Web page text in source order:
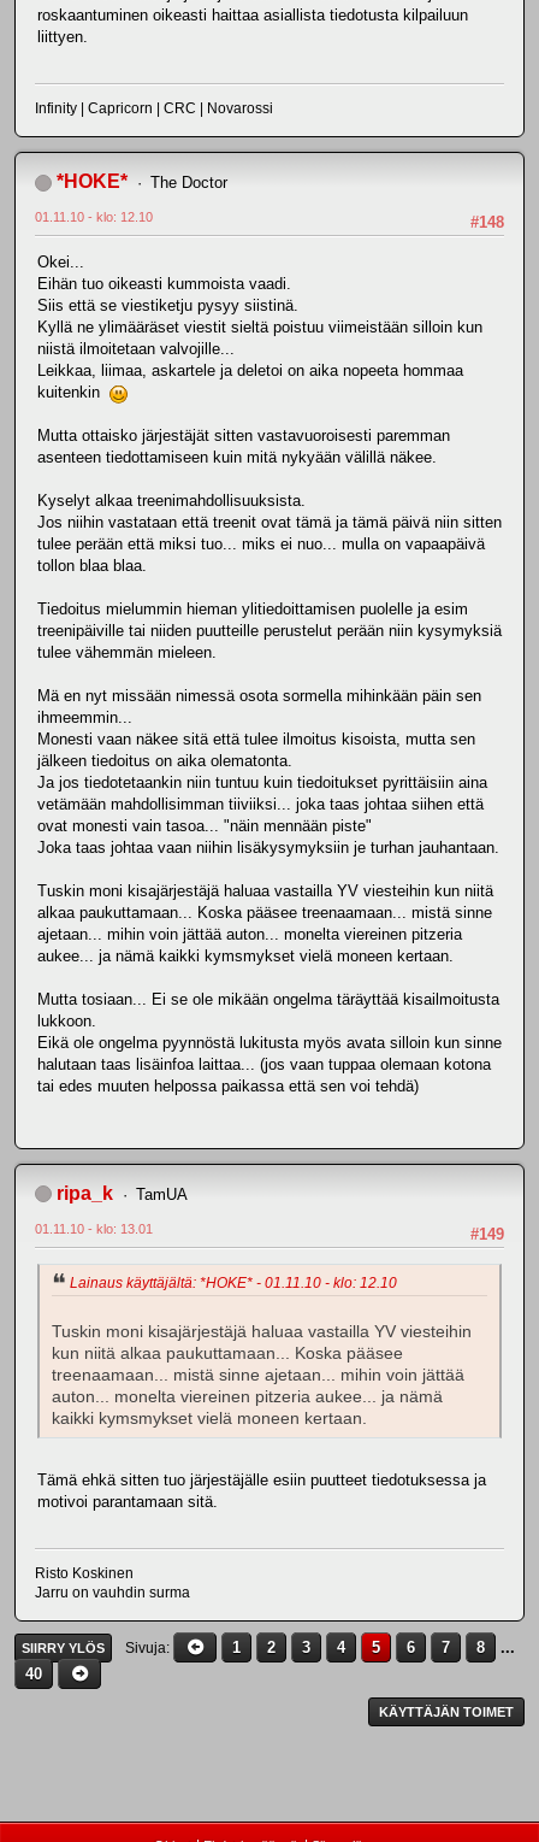
roskaantuminen oikeasti haittaa asiallista tiedotusta kilpailuun
liittyen.
Infinity | Capricorn | CRC | Novarossi
*HOKE* The Doctor
#148
01.11.10 - klo: 12.10
Okei...
Eihän tuo oikeasti kummoista vaadi.
Siis että se viestiketju pysyy siistinä.
Kyllä ne ylimääräset viestit sieltä poistuu viimeistään silloin kun
niistä ilmoitetaan valvojille...
Leikkaa, liimaa, askartele ja deletoi on aika nopeeta hommaa
kuitenkin
Mutta ottaisko järjestäjät sitten vastavuoroisesti paremman
asenteen tiedottamiseen kuin mitä nykyään välillä näkee.
Kyselyt alkaa treenimahdollisuuksista.
Jos niihin vastataan että treenit ovat tämä ja tämä päivä niin sitten
tulee perään että miksi tuo... miks ei nuo... mulla on vapaapäivä
tollon blaa blaa.
Tiedoitus mielummin hieman ylitiedoittamisen puolelle ja esim
treenipäiville tai niiden puutteille perustelut perään niin kysymyksiä
tulee vähemmän mieleen.
Mä en nyt missään nimessä osota sormella mihinkään päin sen
ihmeemmin...
Monesti vaan näkee sitä että tulee ilmoitus kisoista, mutta sen
jälkeen tiedoitus on aika olematonta.
Ja jos tiedotetaankin niin tuntuu kuin tiedoitukset pyrittäisiin aina
vetämään mahdollisimman tiiviiksi... joka taas johtaa siihen että
ovat monesti vain tasoa... "näin mennään piste"
Joka taas johtaa vaan niihin lisäkysymyksiin je turhan jauhantaan.
Tuskin moni kisajärjestäjä haluaa vastailla YV viesteihin kun niitä
alkaa paukuttamaan... Koska pääsee treenaamaan... mistä sinne
ajetaan... mihin voin jättää auton... monelta viereinen pitzeria
aukee... ja nämä kaikki kymsmykset vielä moneen kertaan.
Mutta tosiaan... Ei se ole mikään ongelma täräyttää kisailmoitusta
lukkoon.
Eikä ole ongelma pyynnöstä lukitusta myös avata silloin kun sinne
halutaan taas lisäinfoa laittaa... (jos vaan tuppaa olemaan kotona
tai edes muuten helpossa paikassa että sen voi tehdä)
ripa_k TamUA
#149
01.11.10 - klo: 13.01
Lainaus käyttäjältä: *HOKE* - 01.11.10 - klo: 12.10
Tuskin moni kisajärjestäjä haluaa vastailla YV viesteihin
kun niitä alkaa paukuttamaan... Koska pääsee
treenaamaan... mistä sinne ajetaan... mihin voin jättää
auton... monelta viereinen pitzeria aukee... ja nämä
kaikki kymsmykset vielä moneen kertaan.
Tämä ehkä sitten tuo järjestäjälle esiin puutteet tiedotuksessa ja
motivoi parantamaan sitä.
Risto Koskinen
Jarru on vauhdin surma
SIIRRY YLÖS Sivuja 1 2 3 4 5 6 7 8
...
40
KÄYTTÄJÄN TOIMET